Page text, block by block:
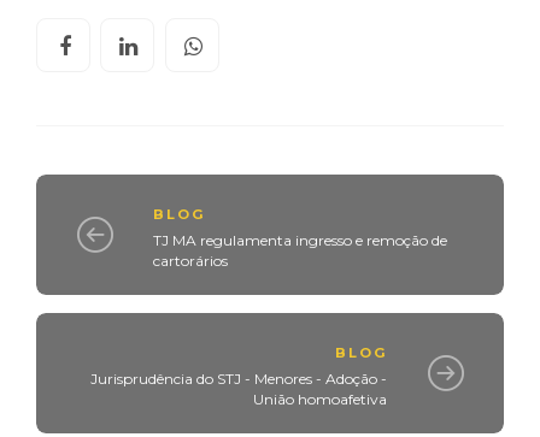
BLOG
TJ MA regulamenta ingresso e remoção de
cartorários
BLOG
Jurisprudência do STJ - Menores - Adoção -
União homoafetiva